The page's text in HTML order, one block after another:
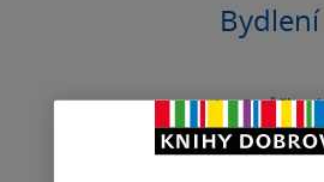
Bydlení
Iva Potůčková
0.0
z